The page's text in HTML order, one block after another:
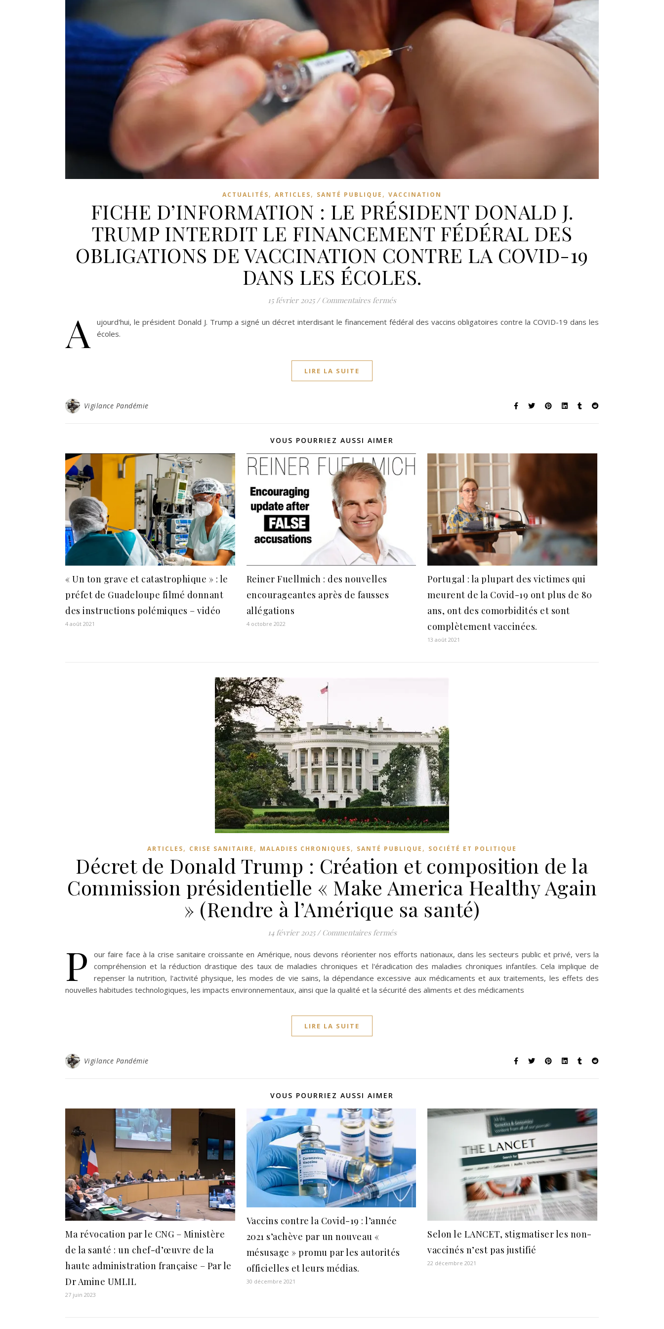
ACTUALITÉS, ARTICLES, SANTÉ PUBLIQUE , VACCINATION
FICHE D’INFORMATION : LE PRÉSIDENT DONALD J.
TRUMP INTERDIT LE FINANCEMENT FÉDÉRAL DES
OBLIGATIONS DE VACCINATION CONTRE LA COVID-19
DANS LES ÉCOLES.
15 février 2025 / Commentaires ferméssur FICHE D’INFORMATION : LE PRÉSIDENT DONALD J. TRUMP INTERDIT
A
ujourd'hui, le président Donald J. Trump a signé un décret interdisant le financement fédéral des vaccins obligatoires contre la COVID-19 dans les
écoles.
LIRE LA SUITE
Vigilance Pandémie
VOUS POURRIEZ AUSSI AIMER
« Un ton grave et catastrophique » : le
préfet de Guadeloupe filmé donnant
des instructions polémiques – vidéo
4 août 2021
Reiner Fuellmich : des nouvelles
encourageantes après de fausses
allégations
4 octobre 2022
Portugal : la plupart des victimes qui
meurent de la Covid-19 ont plus de 80
ans, ont des comorbidités et sont
complètement vaccinées.
13 août 2021
ARTICLES, CRISE SANITAIRE , MALADIES CHRONIQUES, SANTÉ PUBLIQUE , SOCIÉTÉ ET POLITIQUE
Décret de Donald Trump : Création et composition de la
Commission présidentielle « Make America Healthy Again
» (Rendre à l’Amérique sa santé)
14 février 2025 / Commentaires ferméssur Décret de Donald Trump : Création et composition de la Commission
P
our faire face à la crise sanitaire croissante en Amérique, nous devons réorienter nos efforts nationaux, dans les secteurs public et privé, vers la
compréhension et la réduction drastique des taux de maladies chroniques et l'éradication des maladies chroniques infantiles. Cela implique de
repenser la nutrition, l'activité physique, les modes de vie sains, la dépendance excessive aux médicaments et aux traitements, les effets des
nouvelles habitudes technologiques, les impacts environnementaux, ainsi que la qualité et la sécurité des aliments et des médicaments
LIRE LA SUITE
Vigilance Pandémie
VOUS POURRIEZ AUSSI AIMER
Ma révocation par le CNG – Ministère
de la santé : un chef-d’œuvre de la
haute administration française – Par le
Dr Amine UMLIL
27 juin 2023
Vaccins contre la Covid-19 : l’année
2021 s’achève par un nouveau «
mésusage » promu par les autorités
officielles et leurs médias.
30 décembre 2021
Selon le LANCET, stigmatiser les non-
vaccinés n’est pas justifié
22 décembre 2021